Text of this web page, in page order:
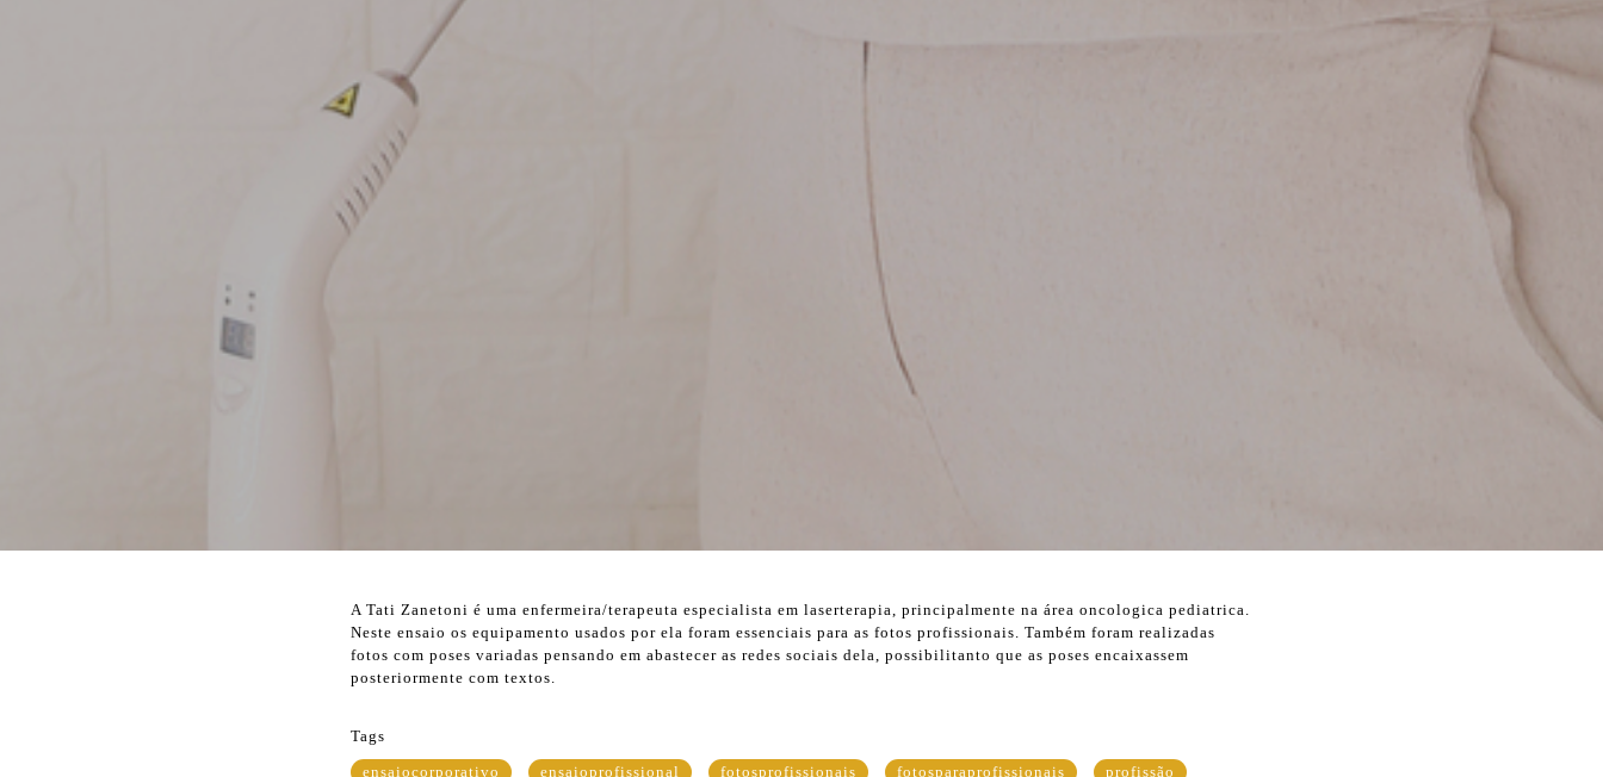
A Tati Zanetoni é uma enfermeira/terapeuta especialista em laserterapia, principalmente na área oncologica pediatrica.
Neste ensaio os equipamento usados por ela foram essenciais para as fotos profissionais. Também foram realizadas
fotos com poses variadas pensando em abastecer as redes sociais dela, possibilitanto que as poses encaixassem
posteriormente com textos.
Tags
ensaiocorporativo
ensaioprofissional fotosprofissionais fotosparaprofissionais profissão